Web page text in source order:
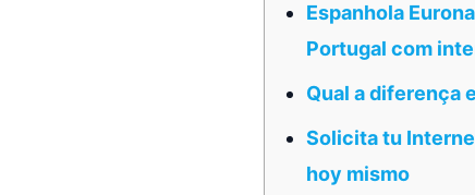
Espanhola
Portugal com
Qual a diferença
Solicita tu
hoy mismo